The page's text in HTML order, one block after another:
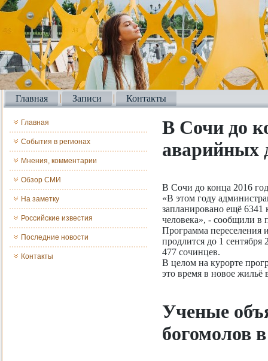
Главная Записи Контакты
Главная
События в регионах
Мнения, комментарии
Обзор СМИ
На заметку
Российские известия
Последние новости
Контакты
В Сочи до
аварийных
В Сочи до конца 2016
«В этом году
запланировано ещё 6341
человека», - сообщили в
Программа переселения
продлится до 1 сентября
477 сочинцев.
В целом на курорте
это время в новое жильё
Ученые
богомолов